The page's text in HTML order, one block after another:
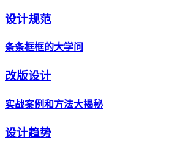
设计规范
条条框框的大学问
改版设计
实战案例和方法大揭秘
设计趋势